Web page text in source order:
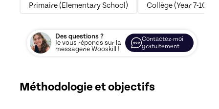
Primaire (Elementary School) Collège (Year 7-10)
Des questions ?
Je vous réponds sur la
messagerie Wooskill !
Contactez-moi
gratuitement
Méthodologie et objectifs